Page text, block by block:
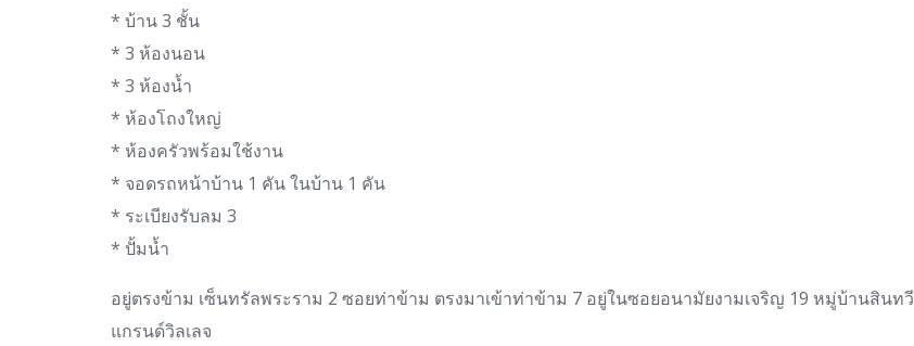
* บ้าน 3 ชั้น
* 3 ห้องนอน
* 3 ห้องน้ำ
* ห้องโถงใหญ่
* ห้องครัวพร้อมใช้งาน
* จอดรถหน้าบ้าน 1 คัน ในบ้าน 1 คัน
* ระเบียงรับลม 3
* ปั้มน้ำ
อยู่ตรงข้าม เซ็นทรัลพระราม 2 ซอยท่าข้าม ตรงมาเข้าท่าข้าม 7 อยู่ในซอยอนามัยงามเจริญ 19 หมู่บ้านสินทวี
แกรนด์วิลเลจ